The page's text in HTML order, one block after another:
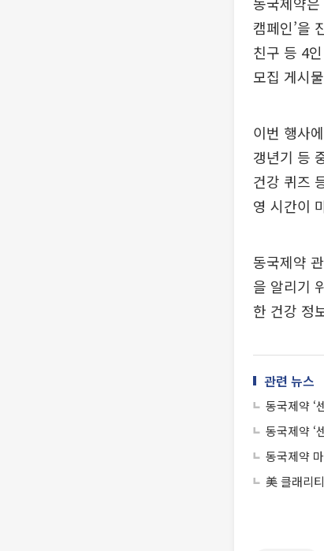
캠페인’을
친구 등 4
모집 게시
이번 행사
갱년기 등
건강 퀴즈
영 시간이
동국제약
을 알리기
한 건강 정
관련 뉴스
동국제약 ‘
동국제약 ‘
동국제약
美 클래리